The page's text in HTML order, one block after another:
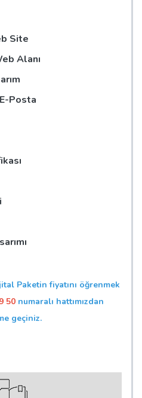
Site
Alanı
Posta
Paketin fiyatını öğrenmek
50 numaralı hattımızdan
geçiniz.